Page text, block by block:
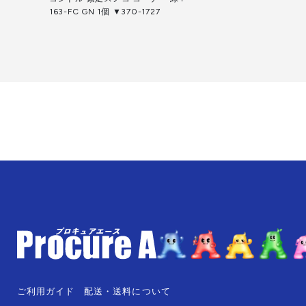
163-FC GN 1個 ▼370-1727
ご利用ガイド 配送・送料について